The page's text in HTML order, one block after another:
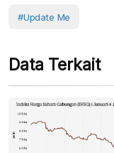
#Update Me
Data Terkait